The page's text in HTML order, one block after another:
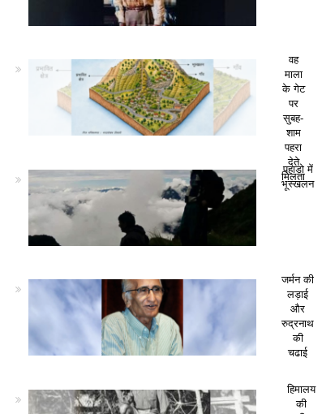
वह
माला
के गेट
पर
सुबह-
शाम
पहरा
देते
मिलता
पहाड़ो में
भूस्खलन
जर्मन की
लड़ाई
और
रुद्रनाथ
की
चढाई
हिमालय
की